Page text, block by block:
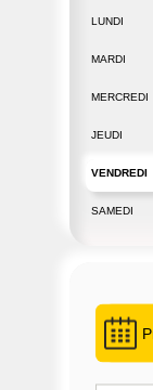
LUNDI
MARDI
MERCREDI
JEUDI
VENDREDI
SAMEDI